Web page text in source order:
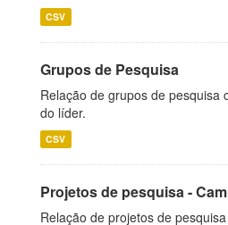
CSV
Grupos de Pesquisa
Relação de grupos de pesquisa
do líder.
CSV
Projetos de pesquisa -
Relação de projetos de